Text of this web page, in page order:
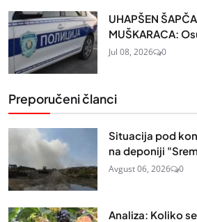
UHAPŠEN
MUŠKARACA:
Jul 08, 2026 0
Preporučeni članci
Situacija pod
na deponiji
Avgust 06, 2026 0
Analiza: Koliko